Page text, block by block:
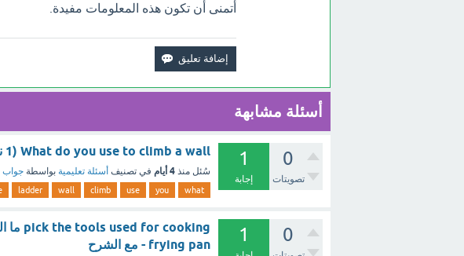
أتمنى أن تكون هذه المعلومات مفيدة.
أسئلة مشابهة
0
تصويتات
1
إجابة
What do you use to climb a wall (1 نقطة) a ladder a bike ؟ - مع الشرح
سُئل منذ 4 أيام في تصنيف أسئلة تعليمية بواسطة جواب
what
you
use
climb
wall
ladder
0
1
frying pan - مع الشرح